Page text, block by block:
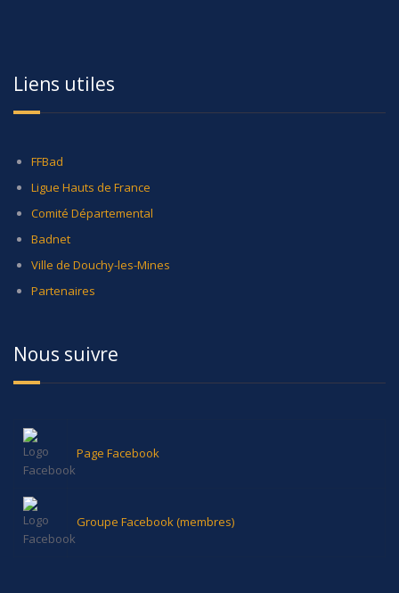
Liens utiles
FFBad
Ligue Hauts de France
Comité Départemental
Badnet
Ville de Douchy-les-Mines
Partenaires
Nous suivre
Page Facebook
Groupe Facebook (membres)